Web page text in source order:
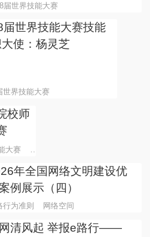
届世界技能大赛
届世界技能大赛技能
使：杨灵芝
世界技能大赛
校师
大赛
年全国网络文明建设优
例展示（四）
行为准则 网络空间
清风起 举报e路行——